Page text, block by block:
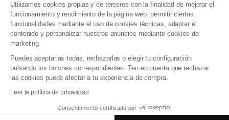
Utilizamos cookies propias y de terceros con la finalidad de mejorar el
funcionamiento y rendimiento de la página web, permitir ciertas
funcionalidades mediante el uso de cookies técnicas, adaptar el
contenido y personalizar nuestros anuncios mediante cookies de
marketing.
Puedes aceptarlas todas, rechazarlas o elegir tu configuración
pulsando los botones correspondientes. Ten en cuenta que rechazar
las cookies puede afectar a tu experiencia de compra.
Leer la política de privacidad
Consentimiento certificado por
Política de gestión de datos personales y cookies
Condiciones generales de Venta Profesional
Declaración de accesibilidad